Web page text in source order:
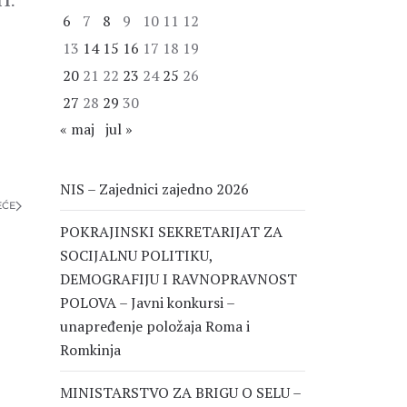
6
7 8 9 10 11 12
13 14 15 16 17 18 19
20 21 22 23 24 25 26
27 28 29 30
« maj jul »
NIS – Zajednici zajedno 2026
POKRAJINSKI SEKRETARIJAT ZA
SOCIJALNU POLITIKU,
DEMOGRAFIJU I RAVNOPRAVNOST
POLOVA – Javni konkursi –
unapređenje položaja Roma i
Romkinja
MINISTARSTVO ZA BRIGU O SELU –